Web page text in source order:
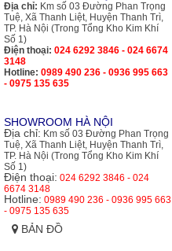
Địa chỉ: Km số 03 Đường Phan Trọng
Tuệ, Xã Thanh Liệt, Huyện Thanh Trì,
TP. Hà Nội (Trong Tổng Kho Kim Khí
Số 1)
Điện thoại: 024 6292 3846 - 024 6674
3148
Hotline: 0989 490 236 - 0936 995 663
- 0975 135 635
SHOWROOM HÀ NỘI
Địa chỉ: Km số 03 Đường Phan Trọng
Tuệ, Xã Thanh Liệt, Huyện Thanh Trì,
TP. Hà Nội (Trong Tổng Kho Kim Khí
Số 1)
Điện thoại: 024 6292 3846 - 024
6674 3148
Hotline: 0989 490 236 - 0936 995 663
- 0975 135 635
BẢN ĐỒ